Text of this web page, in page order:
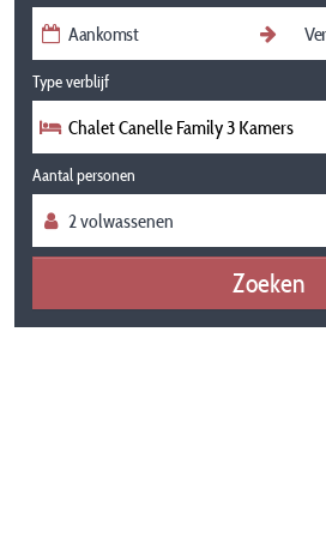
Type verblijf
Chalet Canelle Family 3 Kamers
Aantal personen
Zoeken